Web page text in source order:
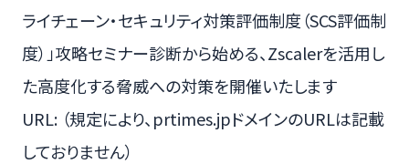
ライチェーン・セキュリティ対策評価制度（SCS評価制
度）」攻略セミナー診断から始める、Zscalerを活用し
た高度化する脅威への対策を開催いたします
URL: （規定により、prtimes.jpドメインのURLは記載
しておりません）